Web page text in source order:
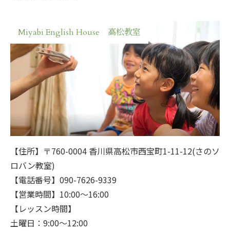
Miyabi English House 高松教室
【住所】〒760-0004 香川県高松市西宝町1-11-12(さのソ
ロバン教室)
【電話番号】090-7626-9339
【営業時間】10:00～16:00
【レッスン時間】
土曜日：9:00～12:00